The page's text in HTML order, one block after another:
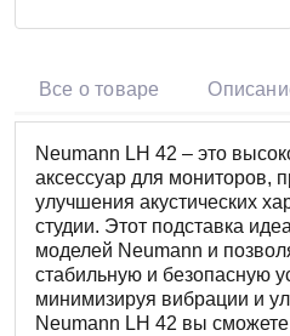
Все о товаре
Neumann LH 42 – это
аксессуар для мониторов,
улучшения акустических
студии. Этот подставка
моделей Neumann и
стабильную и безопасную
минимизируя вибрации и
Neumann LH 42 вы